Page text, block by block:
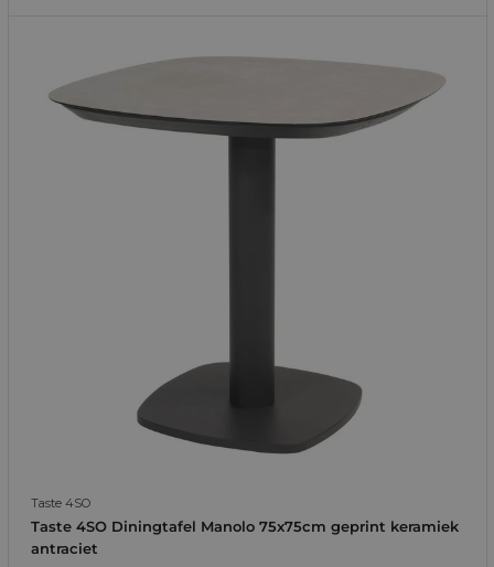
Taste 4SO
Taste 4SO Diningtafel Manolo 75x75cm geprint keramiek
antraciet